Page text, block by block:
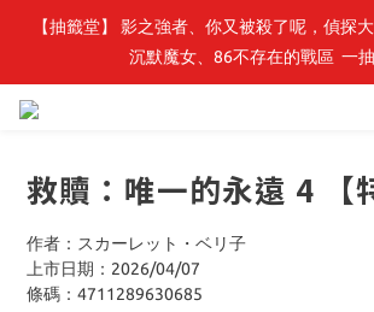
最新開賣🔥「全知讀者視角」 周
【抽籤堂】 影之強者、你又被殺了呢，偵探
沉默魔女、86不存在的戰區  一
救贖：唯一的永遠 4 【
作者：スカーレット・ベリ子
上市日期：2026/04/07
條碼：4711289630685